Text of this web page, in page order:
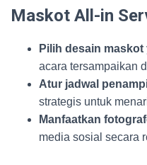
Maskot All-in
Pilih desain
acara tersampaikan
Atur jadwal
strategis untuk
Manfaatkan
media sosial secara